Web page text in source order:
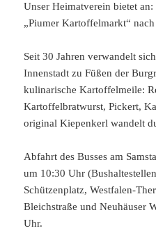
Unser Heimatverein bietet
„Piumer Kartoffelmarkt“
Seit 30 Jahren verwandelt
Innenstadt zu Füßen der
kulinarische Kartoffelmeile:
Kartoffelbratwurst, Pickert,
original Kiepenkerl wandelt
Abfahrt des Busses am
um 10:30 Uhr
Schützenplatz, Westfalen-
Bleichstraße und Neuhäuser
Uhr.